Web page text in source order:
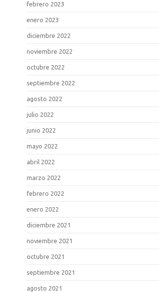
febrero 2023
enero 2023
diciembre 2022
noviembre 2022
octubre 2022
septiembre 2022
agosto 2022
julio 2022
junio 2022
mayo 2022
abril 2022
marzo 2022
febrero 2022
enero 2022
diciembre 2021
noviembre 2021
octubre 2021
septiembre 2021
agosto 2021